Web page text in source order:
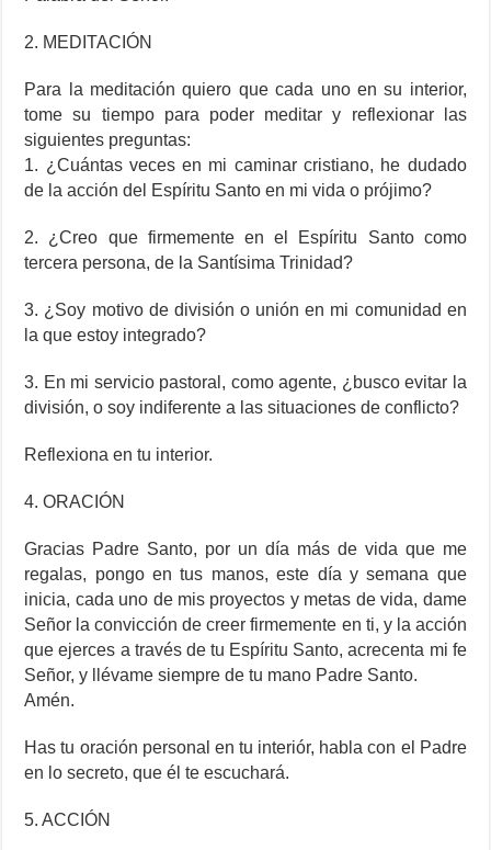
2. MEDITACIÓN
Para la meditación quiero que cada uno en su interior,
tome su tiempo para poder meditar y reflexionar las
siguientes preguntas:
1. ¿Cuántas veces en mi caminar cristiano, he dudado
de la acción del Espíritu Santo en mi vida o prójimo?
2. ¿Creo que firmemente en el Espíritu Santo como
tercera persona, de la Santísima Trinidad?
3. ¿Soy motivo de división o unión en mi comunidad en
la que estoy integrado?
3. En mi servicio pastoral, como agente, ¿busco evitar la
división, o soy indiferente a las situaciones de conflicto?
Reflexiona en tu interior.
4. ORACIÓN
Gracias Padre Santo, por un día más de vida que me
regalas, pongo en tus manos, este día y semana que
inicia, cada uno de mis proyectos y metas de vida, dame
Señor la convicción de creer firmemente en ti, y la acción
que ejerces a través de tu Espíritu Santo, acrecenta mi fe
Señor, y llévame siempre de tu mano Padre Santo.
Amén.
Has tu oración personal en tu interiór, habla con el Padre
en lo secreto, que él te escuchará.
5. ACCIÓN